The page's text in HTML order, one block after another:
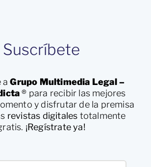
Suscríbete
aGrupo Multimedia Legal –
® para recibir las mejores
y disfrutar de la premisa
revistas digitales totalmente
¡Regístrate ya!